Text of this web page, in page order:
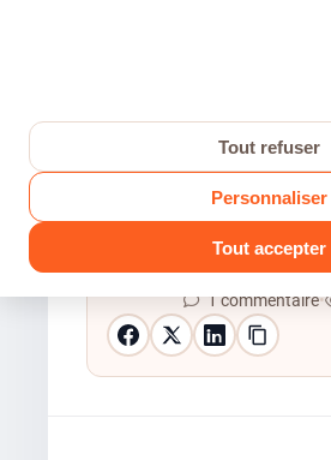
monde entier
Modogameur
21 Juin 2026•
3 min de lecture•
1 commentaire•
Tout refuser
Personnaliser
Tout accepter